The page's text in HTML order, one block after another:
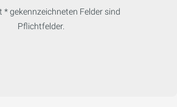
* gekennzeichneten Felder sind
Pflichtfelder.